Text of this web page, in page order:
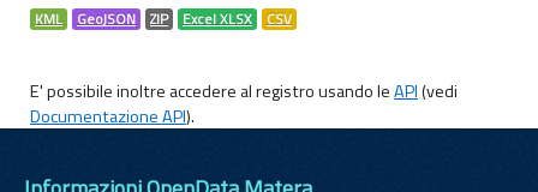
KML GeoJSON ZIP Excel XLSX CSV
E' possibile inoltre accedere al registro usando leAPI(vedi
Documentazione API).